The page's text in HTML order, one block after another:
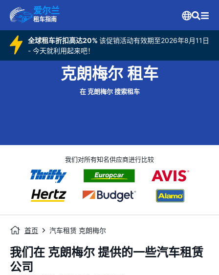
爱尔兰
租车指南
全球租车折扣高达20% 该促销活动有效期至2026年8月11日
- 今天就利用起来吧！
克朗梅尔 租车
在 克朗梅尔 搜索租车
我们对所有知名供应商进行比较
首页 汽车租赁 克朗梅尔
我们在 克朗梅尔 提供的一些汽车租赁
公司